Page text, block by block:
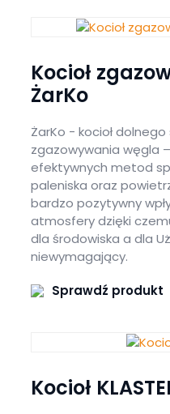
Kocioł
ŻarKo
ŻarKo - kocioł dolnego
zgazowywania węgla
efektywnych metod
paleniska oraz
bardzo pozytywny
atmosfery dzięki
dla środowiska a dla
niewymagający.
Sprawdź produkt
Kocioł